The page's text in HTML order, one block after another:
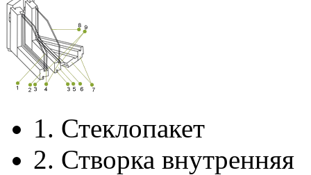
1. Стеклопакет
2. Створка внутренняя